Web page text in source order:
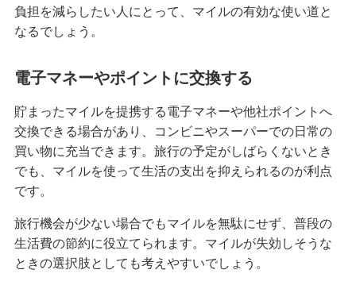
負担を減らしたい人にとって、マイルの有効な使い道と
なるでしょう。
電子マネーやポイントに交換する
貯まったマイルを提携する電子マネーや他社ポイントへ
交換できる場合があり、コンビニやスーパーでの日常の
買い物に充当できます。旅行の予定がしばらくないとき
でも、マイルを使って生活の支出を抑えられるのが利点
です。
旅行機会が少ない場合でもマイルを無駄にせず、普段の
生活費の節約に役立てられます。マイルが失効しそうな
ときの選択肢としても考えやすいでしょう。